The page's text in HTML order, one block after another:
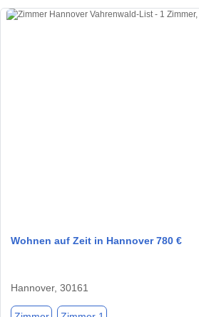
Wohnen auf Zeit in Hannover 780 €
Hannover, 30161